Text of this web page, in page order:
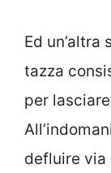
Ed un’altra
tazza
per
defluire via